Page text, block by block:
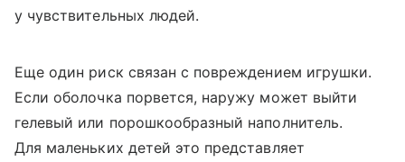
у чувствительных людей.
Еще один риск связан с повреждением игрушки.
Если оболочка порвется, наружу может выйти
гелевый или порошкообразный наполнитель.
Для маленьких детей это представляет